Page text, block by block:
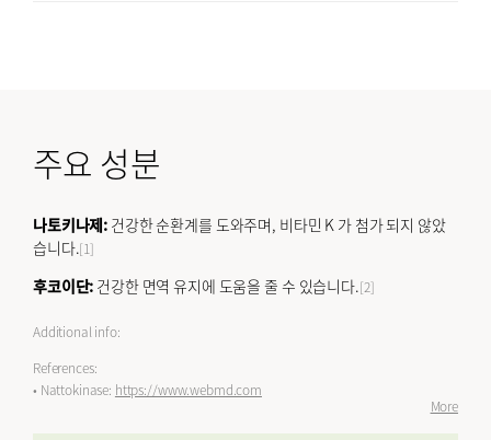
주요 성분
나토키나제: 건강한 순환계를 도와주며, 비타민 K 가 첨가 되지 않았
습니다.[1]
후코이단: 건강한 면역 유지에 도움을 줄 수 있습니다.[2]
Additional info:
References:
• Nattokinase: https://www.webmd.com
More